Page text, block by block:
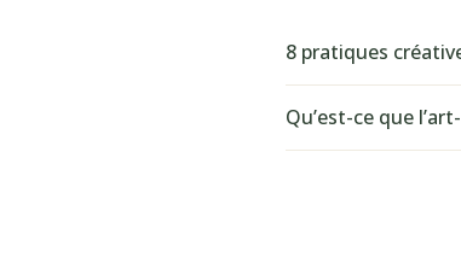
8 pratiques
Qu’est-ce que